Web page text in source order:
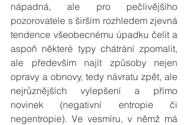
nápadná, ale pro pečlivějšího
pozorovatele s širším rozhledem zjevná
tendence všeobecnému úpadku čelit a
aspoň některé typy chátrání zpomalit,
ale především najít způsoby nejen
opravy a obnovy, tedy návratu zpět, ale
nejrůznějších vylepšení a přímo
novinek (negativní entropie či
negentropie). Ve vesmíru, v němž má